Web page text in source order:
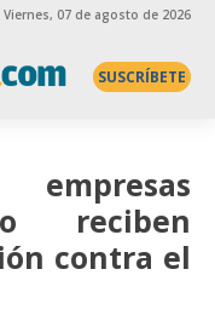
Viernes, 07 de agosto de 2026
SUSCRÍBETE
reciben
contra el